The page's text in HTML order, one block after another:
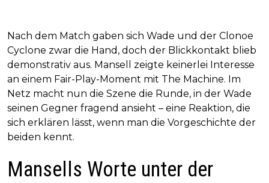
Nach dem Match gaben sich Wade und der Clonoe
Cyclone zwar die Hand, doch der Blickkontakt blieb
demonstrativ aus. Mansell zeigte keinerlei Interesse
an einem Fair-Play-Moment mit The Machine. Im
Netz macht nun die Szene die Runde, in der Wade
seinen Gegner fragend ansieht – eine Reaktion, die
sich erklären lässt, wenn man die Vorgeschichte der
beiden kennt.
Mansells Worte unter der